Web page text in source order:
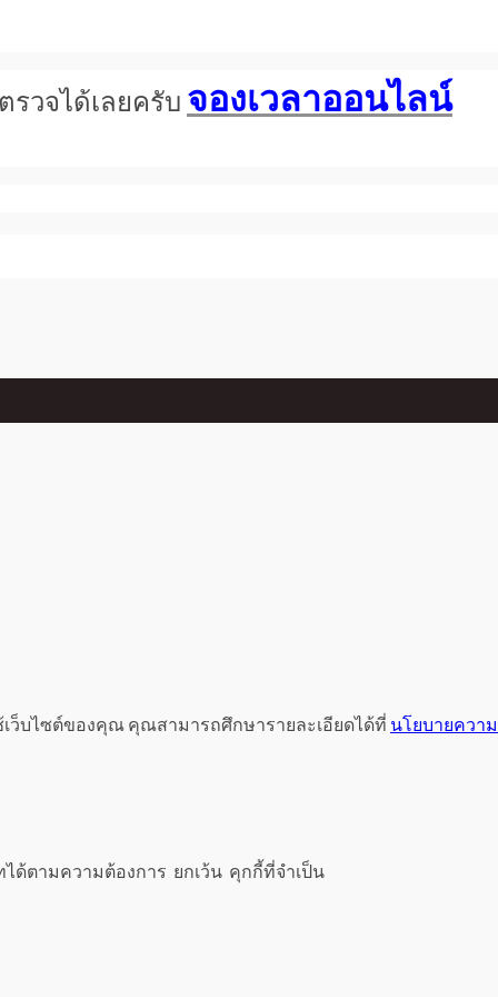
รวจได้เลยครับ จองเวลาออนไลน์
ว็บไซต์ของคุณ คุณสามารถศึกษารายละเอียดได้ที่ นโยบายควา
ด้ตามความต้องการ ยกเว้น คุกกี้ที่จำเป็น